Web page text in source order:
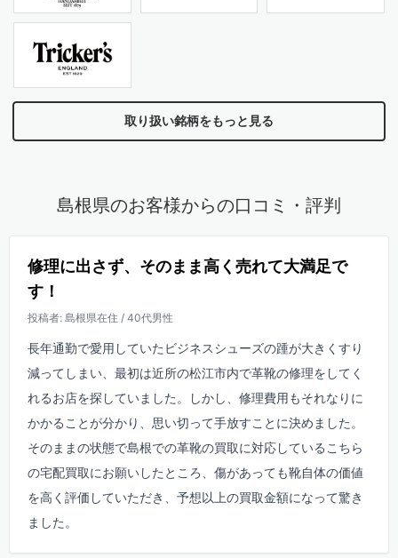
取り扱い銘柄をもっと見る
島根県のお客様からの口コミ・評判
修理に出さず、そのまま高く売れて大満足で
す！
投稿者: 島根県在住 / 40代男性
長年通勤で愛用していたビジネスシューズの踵が大きくすり
減ってしまい、最初は近所の松江市内で革靴の修理をしてく
れるお店を探していました。しかし、修理費用もそれなりに
かかることが分かり、思い切って手放すことに決めました。
そのままの状態で島根での革靴の買取に対応しているこちら
の宅配買取にお願いしたところ、傷があっても靴自体の価値
を高く評価していただき、予想以上の買取金額になって驚き
ました。